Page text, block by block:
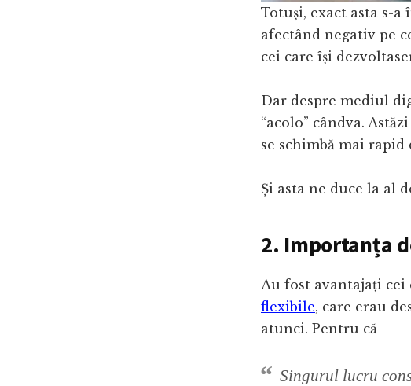
Totuși, exact asta s-
afectând negativ pe
cei care își
Dar despre mediul
“acolo” cândva.
se schimbă mai
Și asta ne duce la al
2. Importanța
Au fost avantajați cei
flexibile, care erau
atunci. Pentru că
Singurul lucru